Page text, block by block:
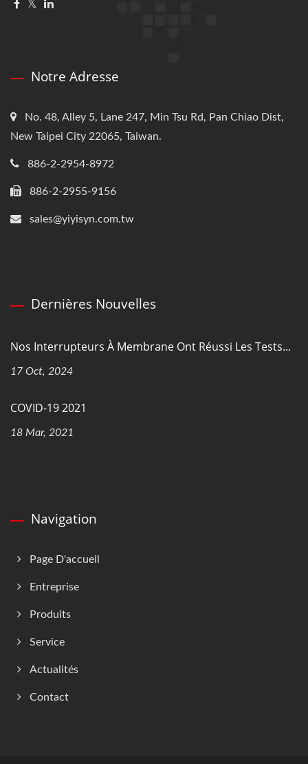
Notre Adresse
No. 48, Alley 5, Lane 247, Min Tsu Rd, Pan Chiao Dist,
New Taipei City 22065, Taiwan.
886-2-2954-8972
886-2-2955-9156
sales@yiyisyn.com.tw
Dernières Nouvelles
Nos Interrupteurs À Membrane Ont Réussi Les Tests...
17 Oct, 2024
COVID-19 2021
18 Mar, 2021
Navigation
Page D'accueil
Entreprise
Produits
Service
Actualités
Contact